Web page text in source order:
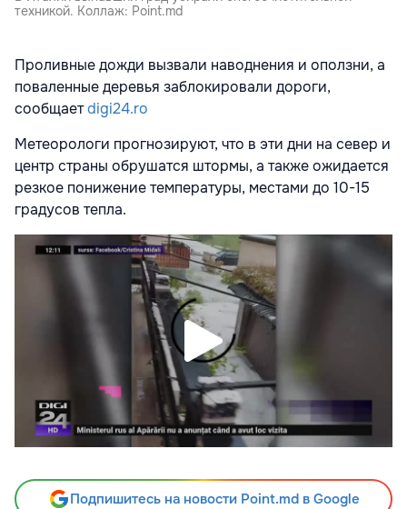
техникой. Коллаж: Point.md
Проливные дожди вызвали наводнения и оползни, а
поваленные деревья заблокировали дороги,
сообщаетdigi24.ro
Метеорологи прогнозируют, что в эти дни на север и
центр страны обрушатся штормы, а также ожидается
резкое понижение температуры, местами до 10-15
градусов тепла.
Подпишитесь на новости Point.md в Google